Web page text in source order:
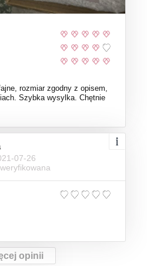
rozmiar zgodny z opisem,
Szybka wysylka. Chętnie
07-26
opinii